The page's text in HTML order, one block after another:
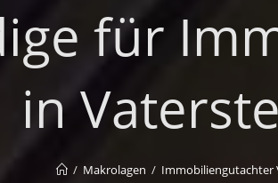
für
in
/ Makrolagen / Immobiliengutachter